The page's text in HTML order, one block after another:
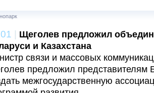
| Щеголев предложил
и Казахстана
связи и массовых
предложил представителям
межгосударственную